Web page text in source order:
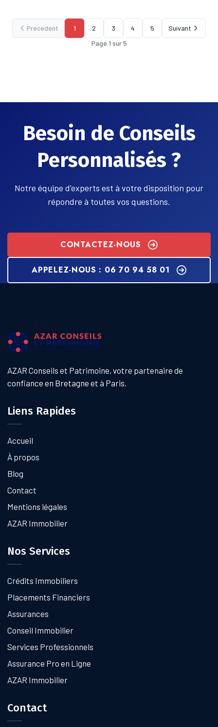
Précédent 1 2 3 4 5
Suivant
Page 1 sur5
Besoin de Conseils
Personnalisés ?
Notre équipe d'experts est à votre disposition pour
répondre à toutes vos questions.
CONTACTEZ-NOUS
APPELEZ-NOUS : 06 70 94 58 01
AZAR Conseils et Patrimoine, votre partenaire de
confiance en Bretagne et à Paris.
Liens Rapides
Accueil
À propos
Blog
Contact
Mentions légales
AZAR Immobilier
Nos Services
Crédits Immobiliers
Placements Financiers
Assurances
Conseil Immobilier
Services Professionnels
Assurance Pro en Ligne
AZAR Immobilier
Contact